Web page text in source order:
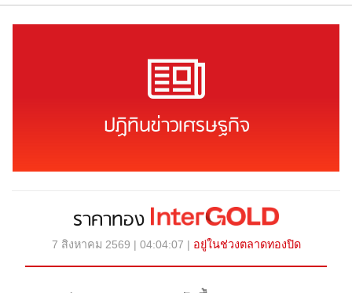
ปฏิทินข่าวเศรษฐกิจ
ราคาทอง
7 สิงหาคม 2569 | 04:04:07 | อยู่ในช่วงตลาดทองปิด